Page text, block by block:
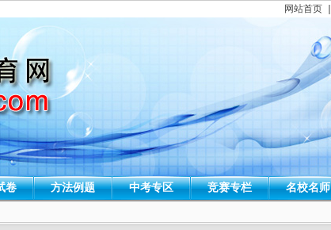
网站首页
卷 方法例题 中考专区 竞赛专栏 名校名师